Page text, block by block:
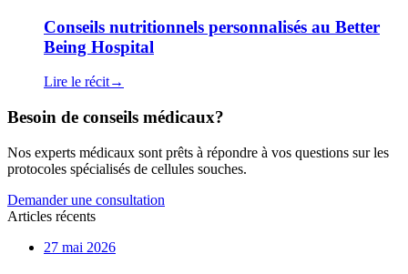
Conseils nutritionnels personnalisés au Better
Being Hospital
Lire le récit→
Besoin de conseils médicaux?
Nos experts médicaux sont prêts à répondre à vos questions sur les
protocoles spécialisés de cellules souches.
Demander une consultation
Articles récents
27 mai 2026